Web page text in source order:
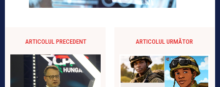
ARTICOLUL PRECEDENT ARTICOLUL URMĂTOR